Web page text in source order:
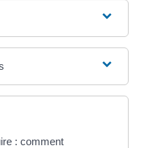
: comment